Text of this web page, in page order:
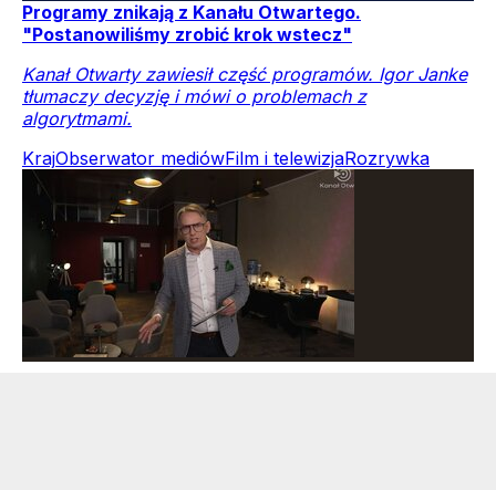
Programy znikają z Kanału Otwartego.
"Postanowiliśmy zrobić krok wstecz"
Kanał Otwarty zawiesił część programów. Igor Janke
tłumaczy decyzję i mówi o problemach z
algorytmami.
KrajObserwator mediówFilm i telewizjaRozrywka